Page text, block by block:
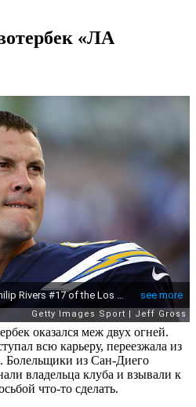
«ЛА
оказался меж двух огней.
всю карьеру, переезжала из
из Сан-Диего
владельца клуба и взывали к
что-то сделать.